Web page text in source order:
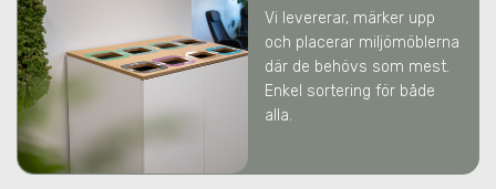
Vi levererar, märker upp
och placerar miljömöblerna
där de behövs som mest.
Enkel sortering för både
alla.